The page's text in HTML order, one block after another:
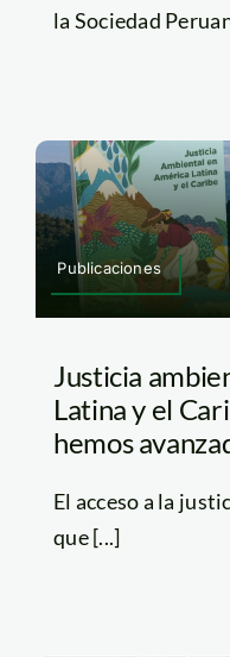
la Sociedad
Publicaciones
Justicia
Latina y el
hemos
El acceso a la
que [...]